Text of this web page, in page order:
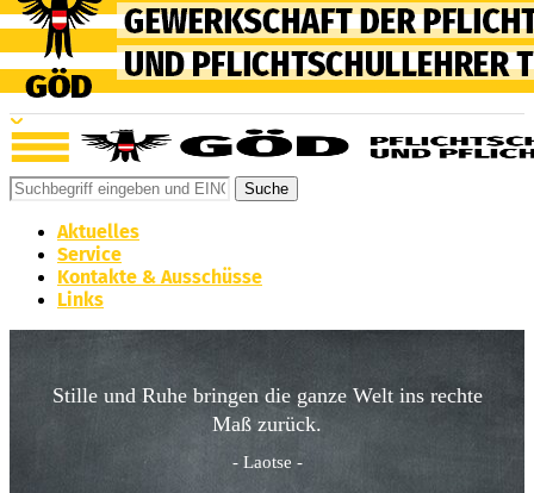
Suche
Aktuelles
Service
Kontakte & Ausschüsse
Links
Stille und Ruhe bringen die ganze Welt ins rechte
Maß zurück.
- Laotse -